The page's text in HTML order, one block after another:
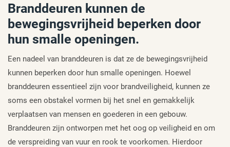
Branddeuren kunnen de
bewegingsvrijheid beperken door
hun smalle openingen.
Een nadeel van branddeuren is dat ze de bewegingsvrijheid
kunnen beperken door hun smalle openingen. Hoewel
branddeuren essentieel zijn voor brandveiligheid, kunnen ze
soms een obstakel vormen bij het snel en gemakkelijk
verplaatsen van mensen en goederen in een gebouw.
Branddeuren zijn ontworpen met het oog op veiligheid en om
de verspreiding van vuur en rook te voorkomen. Hierdoor